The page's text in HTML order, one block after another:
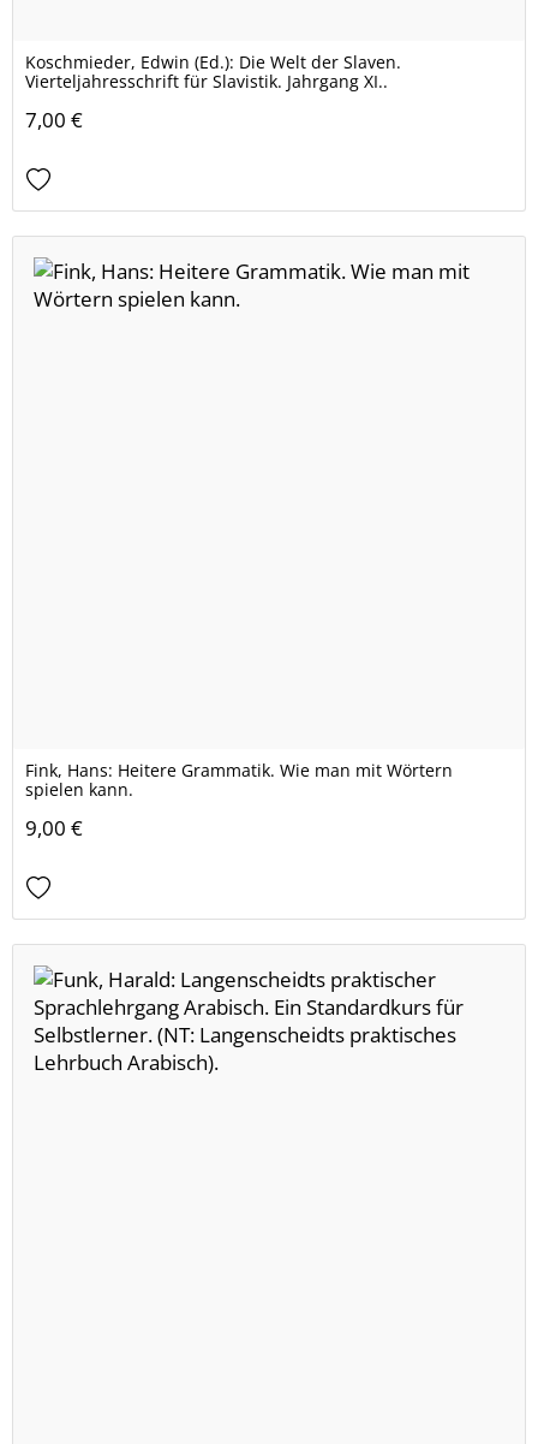
Koschmieder, Edwin (Ed.): Die Welt der Slaven.
Vierteljahresschrift für Slavistik. Jahrgang XI..
7,00 €
Fink, Hans: Heitere Grammatik. Wie man mit Wörtern
spielen kann.
9,00 €